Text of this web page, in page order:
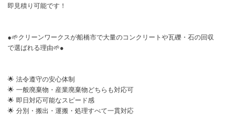
即見積り可能です！
●🌱クリーンワークスが船橋市で大量のコンクリートや瓦礫・石の回収
で選ばれる理由🌱●
🌟 法令遵守の安心体制
🌟 一般廃棄物・産業廃棄物どちらも対応可
🌟 即日対応可能なスピード感
🌟 分別・搬出・運搬・処理すべて一貫対応